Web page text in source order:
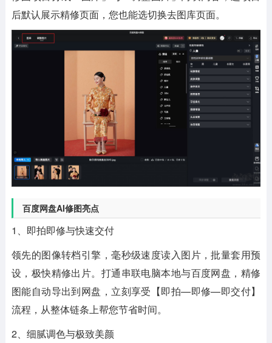
后默认展示精修页面，您也能选切换去图库页面。
百度网盘AI修图亮点
1、即拍即修与快速交付
领先的图像转档引擎，毫秒级速度读入图片，批量套用预
设，极快精修出片。打通串联电脑本地与百度网盘，精修
图能自动导出到网盘，立刻享受【即拍—即修—即交付】
流程，从整体链条上帮您节省时间。
2、细腻调色与极致美颜